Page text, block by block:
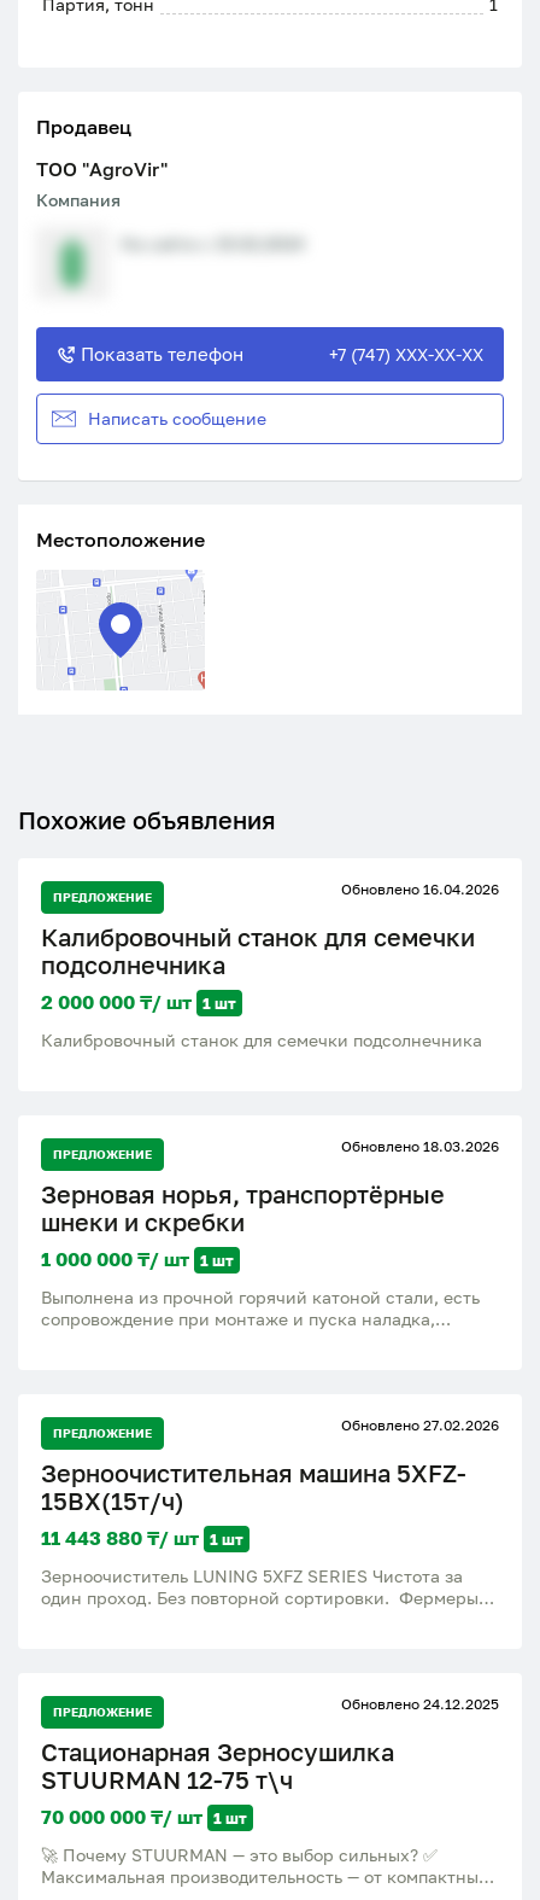
Партия, тонн 1
Продавец
ТОО "AgroVir"
Компания
Показать телефон +7 (747) XXX-XX-XX
Написать сообщение
Местоположение
Похожие объявления
ПРЕДЛОЖЕНИЕ Обновлено 16.04.2026
Калибровочный станок для семечки
подсолнечника
2 000 000 ₸/ шт 1 шт
Калибровочный станок для семечки подсолнечника
ПРЕДЛОЖЕНИЕ Обновлено 18.03.2026
Зерновая норья, транспортёрные
шнеки и скребки
1 000 000 ₸/ шт 1 шт
Выполнена из прочной горячий катоной стали, есть
сопровождение при монтаже и пуска наладка,
ПРЕДЛОЖЕНИЕ Обновлено 27.02.2026
Зерноочистительная машина 5XFZ-
15BX(15т/ч)
11 443 880 ₸/ шт 1 шт
Зерноочиститель LUNING 5XFZ SERIES Чистота за
один проход. Без повторной сортировки. Фермеры
Каждый лишний процент примеси — это минус к
вашей прибыли. 💡 Решение — LUNING 5XFZ SERIES
Современная комбинированная система очистки: ✔
Воздушная сепарация — удаляет пыль и лёгкие
примеси ✔ Ситовая очистка — отделяет крупные и
мелкие включения ✔ Гравитационный стол — убирает
щуплое и повреждённое зерно 👉 Полный цикл
очистки за один проход. 📊 Результат До очистки:
примеси, пыль, сор, щуплое зерно После очистки: •
ПРЕДЛОЖЕНИЕ Обновлено 24.12.2025
Стационарная Зерносушилка
STUURMAN 12-75 т\ч
70 000 000 ₸/ шт 1 шт
🚀 Почему STUURMAN — это выбор сильных? ✅
Максимальная производительность — от компактных